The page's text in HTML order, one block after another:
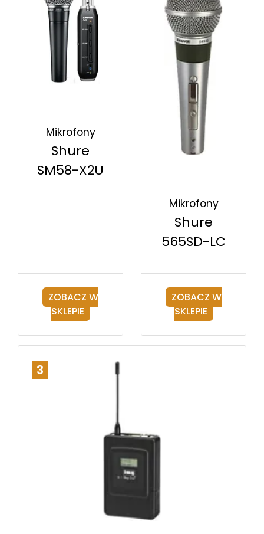
Mikrofony
Shure
SM58-X2U
ZOBACZ W
SKLEPIE
Mikrofony
Shure
565SD-LC
ZOBACZ W
SKLEPIE
3